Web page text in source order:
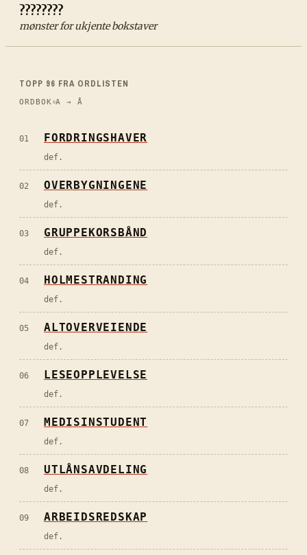
????????
mønster for ukjente bokstaver
TOPP 96 FRA ORDLISTEN
ORDBOK A → Å
01 FORDRINGSHAVER
def.
02 OVERBYGNINGENE
def.
03 GRUPPEKORSBÅND
def.
04 HOLMESTRANDING
def.
05 ALTOVERVEIENDE
def.
06 LESEOPPLEVELSE
def.
07 MEDISINSTUDENT
def.
08 UTLÅNSAVDELING
def.
09 ARBEIDSREDSKAP
def.